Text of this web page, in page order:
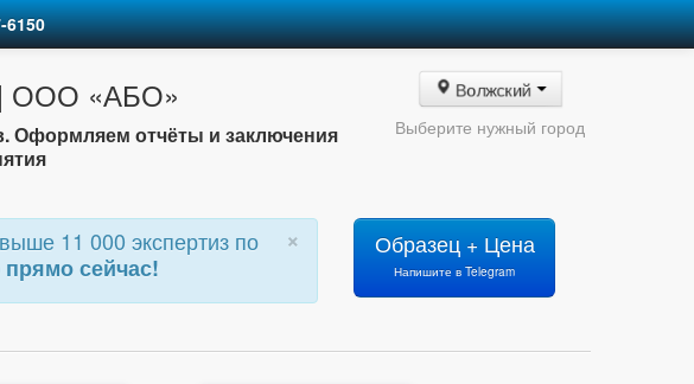
6150
| ООО «АБО»
Оформляем отчёты и заключения
Волжский
Выберите нужный город
×
11 000 экспертиз по
сейчас!
Образец + Цена
Напишите в Telegram